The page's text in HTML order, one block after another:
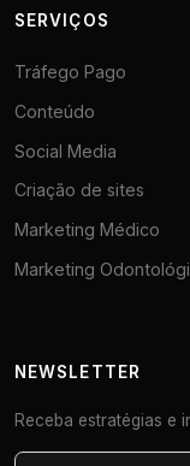
SERVIÇOS
Tráfego Pago
Conteúdo
Social Media
Criação de sites
Marketing Médico
Marketing
NEWSLETTER
Receba estratégias e